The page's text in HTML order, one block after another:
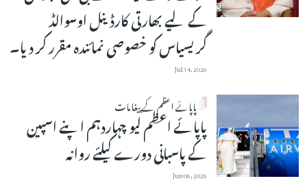
کے لیے بھارتی کارڈینل اوسوالڈ
گریسیاس کو خصوصی نمائندہ مقرر کر دیا۔
Jul 14, 2026
پاپائے اعظم کے پیغامات
پاپائے اعظم لیو چہاردہم اپنے اسپین
کے پاسبانی دورے کیلئے روانہ
Jun 06, 2026